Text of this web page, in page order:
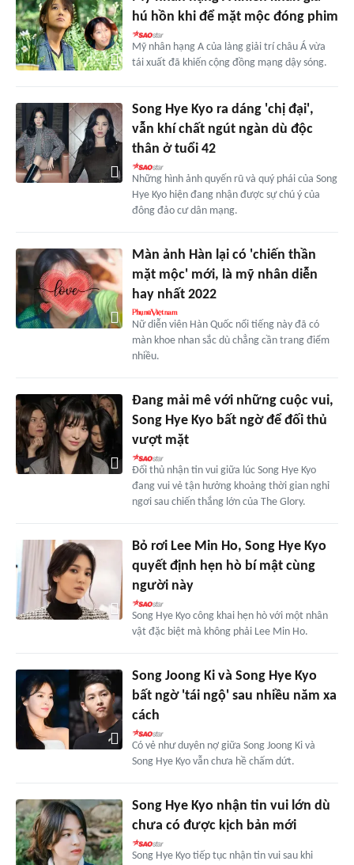
hú hồn khi để mặt mộc đóng phim
Mỹ nhân hạng A của làng giải trí châu Á vừa
tái xuất đã khiến cộng đồng mạng dậy sóng.
Song Hye Kyo ra dáng 'chị đại',
vẫn khí chất ngút ngàn dù độc
thân ở tuổi 42
Những hình ảnh quyến rũ và quý phái của Song
Hye Kyo hiện đang nhận được sự chú ý của
đông đảo cư dân mạng.
Màn ảnh Hàn lại có 'chiến thần
mặt mộc' mới, là mỹ nhân diễn
hay nhất 2022
Nữ diễn viên Hàn Quốc nổi tiếng này đã có
màn khoe nhan sắc dù chẳng cần trang điểm
nhiều.
Đang mải mê với những cuộc vui,
Song Hye Kyo bất ngờ để đối thủ
vượt mặt
Đối thủ nhận tin vui giữa lúc Song Hye Kyo
đang vui vẻ tận hưởng khoảng thời gian nghỉ
ngơi sau chiến thắng lớn của The Glory.
Bỏ rơi Lee Min Ho, Song Hye Kyo
quyết định hẹn hò bí mật cùng
người này
Song Hye Kyo công khai hẹn hò với một nhân
vật đặc biệt mà không phải Lee Min Ho.
Song Joong Ki và Song Hye Kyo
bất ngờ 'tái ngộ' sau nhiều năm xa
cách
Có vẻ như duyên nợ giữa Song Joong Ki và
Song Hye Kyo vẫn chưa hề chấm dứt.
Song Hye Kyo nhận tin vui lớn dù
chưa có được kịch bản mới
Song Hye Kyo tiếp tục nhận tin vui sau khi